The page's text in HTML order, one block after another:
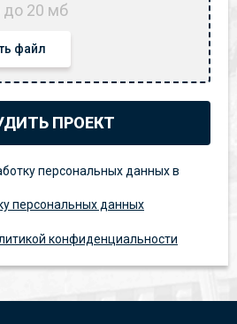
до 20 мб
файл
ПРОЕКТ
персональных данных в
персональных данных
конфиденциальности